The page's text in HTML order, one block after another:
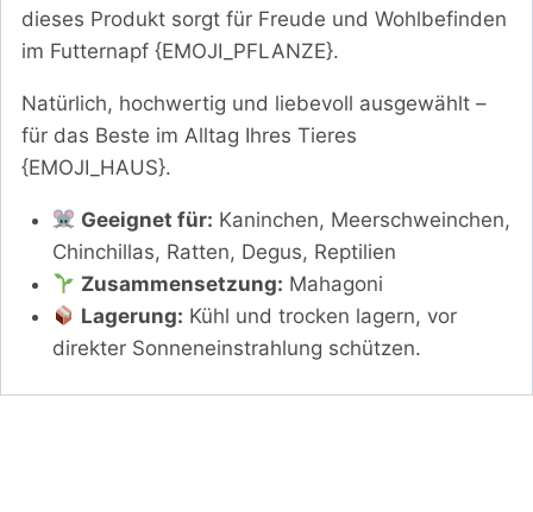
dieses Produkt sorgt für Freude und Wohlbefinden
im Futternapf {EMOJI_PFLANZE}.
Natürlich, hochwertig und liebevoll ausgewählt –
für das Beste im Alltag Ihres Tieres
{EMOJI_HAUS}.
Geeignet für: Kaninchen, Meerschweinchen,
Chinchillas, Ratten, Degus, Reptilien
Zusammensetzung: Mahagoni
Lagerung: Kühl und trocken lagern, vor
direkter Sonneneinstrahlung schützen.